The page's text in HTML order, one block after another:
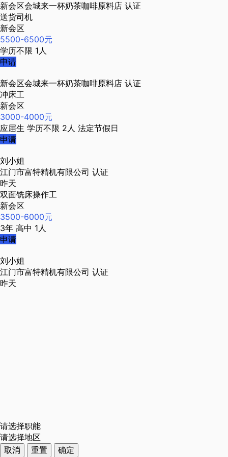
新会区会城来一杯奶茶咖啡原料店 认证
送货司机
新会区
5500-6500元
学历不限 1人
申请
新会区会城来一杯奶茶咖啡原料店 认证
冲床工
新会区
3000-4000元
应届生 学历不限 2人 法定节假日
申请
刘小姐
江门市富特精机有限公司 认证
昨天
双面铣床操作工
新会区
3500-6000元
3年 高中 1人
申请
刘小姐
江门市富特精机有限公司 认证
昨天
请选择职能
请选择地区
取消
重置
确定